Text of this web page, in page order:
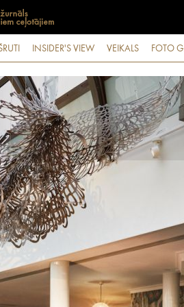
INSIDER'S VIEW VEIKALS FOTO